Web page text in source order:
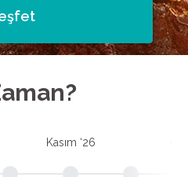
Kasım ‘26